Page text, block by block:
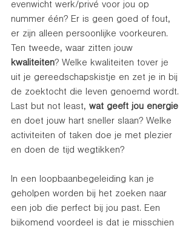
evenwicht werk/privé voor jou op
nummer één? Er is geen goed of fout,
er zijn alleen persoonlijke voorkeuren.
Ten tweede, waar zitten jouw
kwaliteiten? Welke kwaliteiten tover je
uit je gereedschapskistje en zet je in bij
de zoektocht die leven genoemd wordt.
Last but not least, wat geeft jou energie
en doet jouw hart sneller slaan? Welke
activiteiten of taken doe je met plezier
en doen de tijd wegtikken?
In een loopbaanbegeleiding kan je
geholpen worden bij het zoeken naar
een job die perfect bij jou past. Een
bijkomend voordeel is dat je misschien